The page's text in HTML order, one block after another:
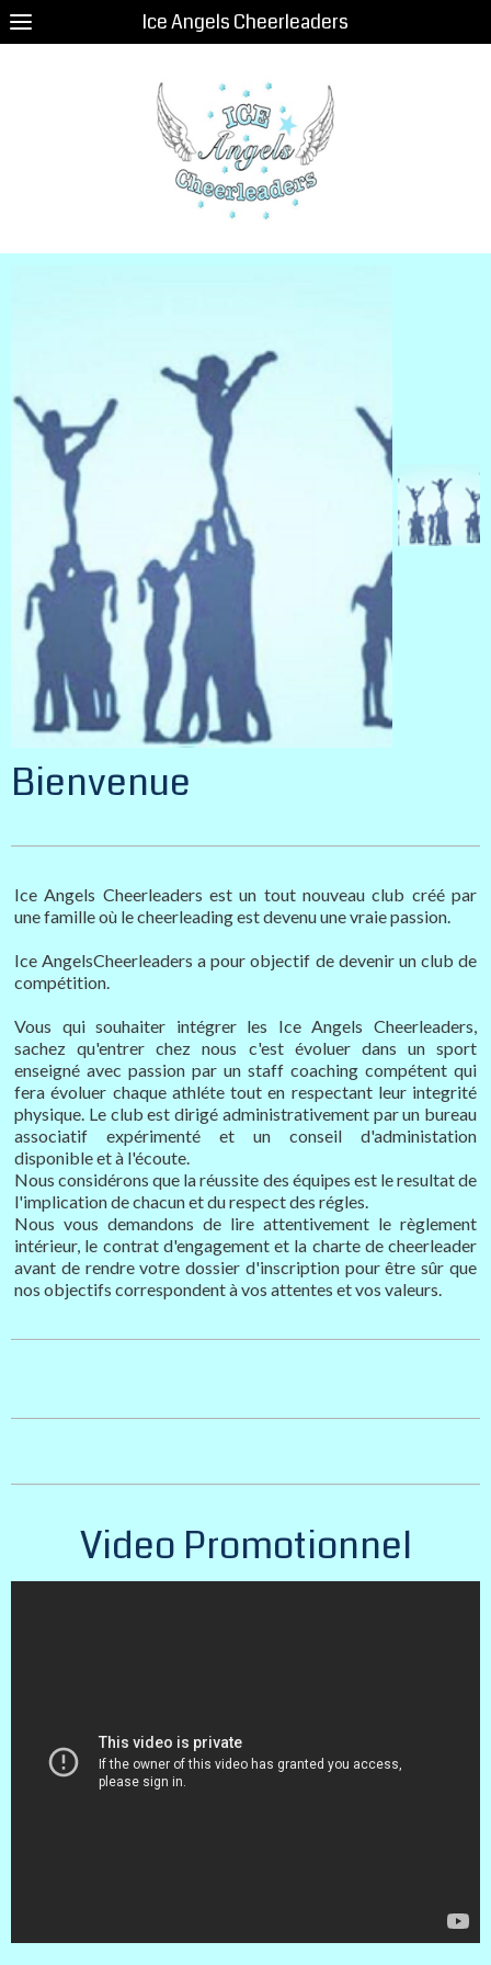
Ice Angels Cheerleaders
Bienvenue
Ice Angels Cheerleaders est un tout nouveau club créé par
une famille où le cheerleading est devenu une vraie passion.
Ice AngelsCheerleaders a pour objectif de devenir un club de
compétition.
Vous qui souhaiter intégrer les Ice Angels Cheerleaders,
sachez qu'entrer chez nous c'est évoluer dans un sport
enseigné avec passion par un staff coaching compétent qui
fera évoluer chaque athléte tout en respectant leur integrité
physique. Le club est dirigé administrativement par un bureau
associatif expérimenté et un conseil d'administation
disponible et à l'écoute.
Nous considérons que la réussite des équipes est le resultat de
l'implication de chacun et du respect des régles.
Nous vous demandons de lire attentivement le règlement
intérieur, le contrat d'engagement et la charte de cheerleader
avant de rendre votre dossier d'inscription pour être sûr que
nos objectifs correspondent à vos attentes et vos valeurs.
Video Promotionnel